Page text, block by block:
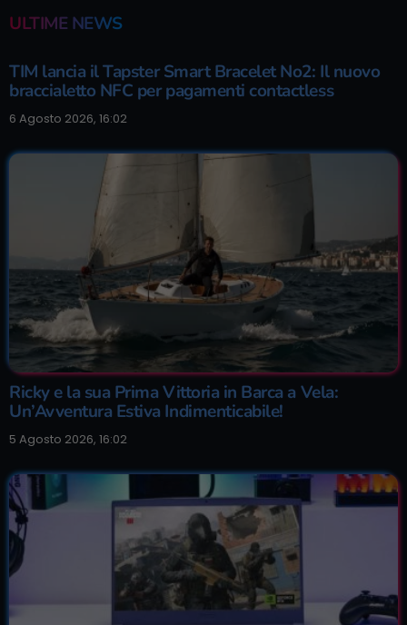
ULTIME NEWS
TIM lancia il Tapster Smart Bracelet No2: Il nuovo
braccialetto NFC per pagamenti contactless
6 Agosto 2026, 16:02
Ricky e la sua Prima Vittoria in Barca a Vela:
Un’Avventura Estiva Indimenticabile!
5 Agosto 2026, 16:02